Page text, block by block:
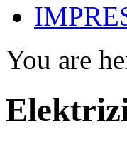
You are